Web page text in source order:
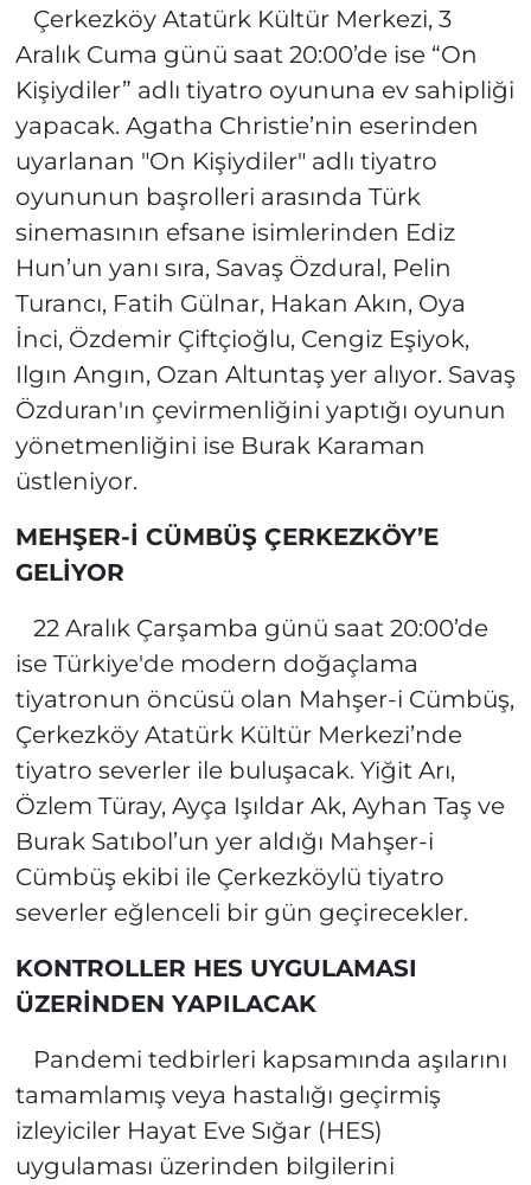
Çerkezköy Atatürk Kültür Merkezi, 3
Aralık Cuma günü saat 20:00’de ise “On
Kişiydiler” adlı tiyatro oyununa ev sahipliği
yapacak. Agatha Christie’nin eserinden
uyarlanan "On Kişiydiler" adlı tiyatro
oyununun başrolleri arasında Türk
sinemasının efsane isimlerinden Ediz
Hun’un yanı sıra, Savaş Özdural, Pelin
Turancı, Fatih Gülnar, Hakan Akın, Oya
İnci, Özdemir Çiftçioğlu, Cengiz Eşiyok,
Ilgın Angın, Ozan Altuntaş yer alıyor. Savaş
Özduran'ın çevirmenliğini yaptığı oyunun
yönetmenliğini ise Burak Karaman
üstleniyor.
MEHŞER-İ CÜMBÜŞ ÇERKEZKÖY’E
GELİYOR
22 Aralık Çarşamba günü saat 20:00’de
ise Türkiye'de modern doğaçlama
tiyatronun öncüsü olan Mahşer-i Cümbüş,
Çerkezköy Atatürk Kültür Merkezi’nde
tiyatro severler ile buluşacak. Yiğit Arı,
Özlem Türay, Ayça Işıldar Ak, Ayhan Taş ve
Burak Satıbol’un yer aldığı Mahşer-i
Cümbüş ekibi ile Çerkezköylü tiyatro
severler eğlenceli bir gün geçirecekler.
KONTROLLER HES UYGULAMASI
ÜZERİNDEN YAPILACAK
Pandemi tedbirleri kapsamında aşılarını
tamamlamış veya hastalığı geçirmiş
izleyiciler Hayat Eve Sığar (HES)
uygulaması üzerinden bilgilerini